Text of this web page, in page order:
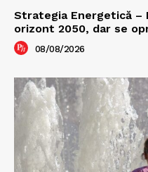
Strategia Energetică –
orizont 2050, dar se
08/08/2026